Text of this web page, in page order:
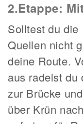
2.Etappe:
Solltest du die
Quellen nicht
deine Route.
aus radelst du
zur Brücke
über Krün